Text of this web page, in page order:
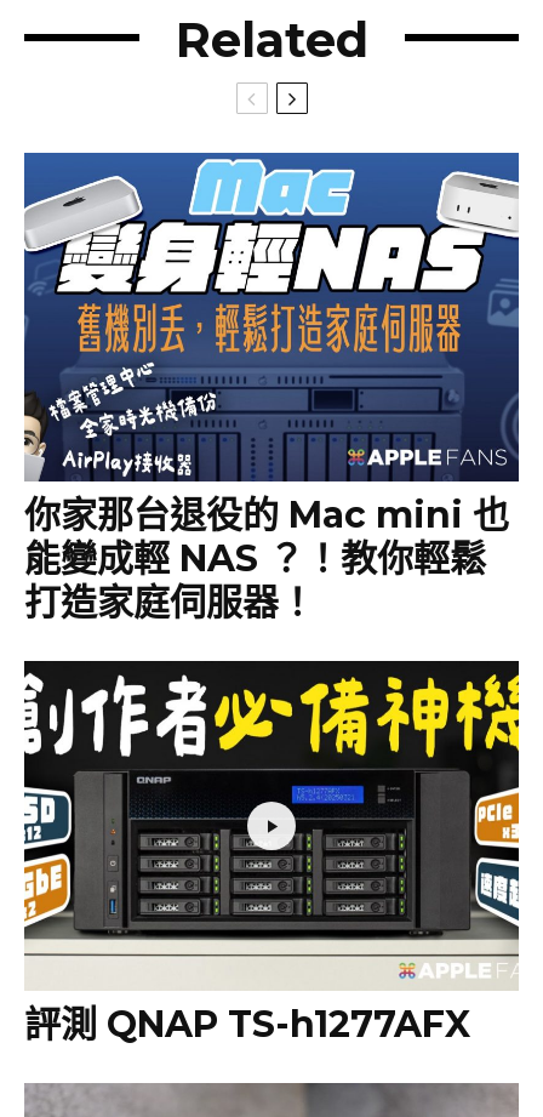
Related
你家那台退役的 Mac mini 也
能變成輕 NAS ？！教你輕鬆
打造家庭伺服器！
評測 QNAP TS-h1277AFX